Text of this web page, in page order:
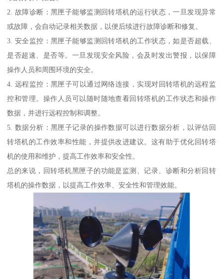
2. 故障诊断：黑匣子能够监测回转塔机的运行状态，一旦发现异常
或故障，会自动记录相关数据，以便后续进行故障诊断和修复。
3. 安全监控：黑匣子能够监测回转塔机的工作状态，如是否超载、
是否超速、是否等。一旦发现安全风险，会及时发出警报，以保障
操作人员和周围环境的安全。
4. 远程监控：黑匣子可以通过网络连接，实现对回转塔机的远程监
控和管理。操作人员可以随时随地查看回转塔机的工作状态和操作
数据，并进行远程控制和调整。
5. 数据分析：黑匣子记录的操作数据可以进行数据分析，以评估回
转塔机的工作效率和性能，并提供改进建议。这有助于优化回转塔
机的使用和维护，提高工作效率和安全性。
总的来说，回转塔机黑匣子的功能是监测、记录、诊断和分析回转
塔机的操作数据，以提高工作效率、安全性和管理效能。